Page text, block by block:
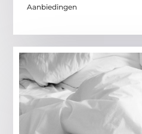
Aanbiedingen